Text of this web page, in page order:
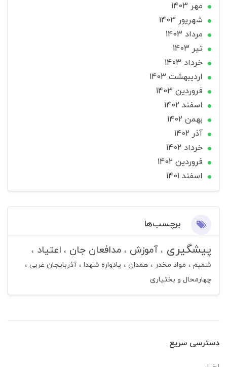
مهر 1403
شهریور 1403
مرداد 1403
تير 1403
خرداد 1403
ارديبهشت 1403
فروردین 1403
اسفند 1402
بهمن 1402
آذر 1402
خرداد 1402
فروردین 1402
اسفند 1401
برچسب‌ها
پیشگیری آموزش مدافعان جان اعتیاد
شمیم مواد مخدر همدان یادواره شهدا
آذربایجان غربی
چهارمحال و بختیاری
دسترسی سریع